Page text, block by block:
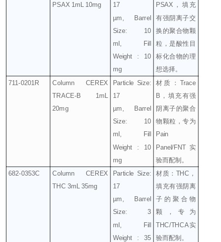
PSAX 1mL 10mg 17
µm, Barrel
Size: 10
ml, Fill
Weight : 10
mg
PSAX ，填充
有强阴离子交
换的聚合物颗
粒，是酸性目
标化合物的理
想选择。
711-0201R
Column CEREX
TRACE-B 1mL
20mg
Particle Size:
17
µm, Barrel
Size: 10
ml, Fill
Weight : 10
mg
材质： Trace
B ，填充有强
阴离子的聚合
物颗粒，专为
Pain
Panel/FNT 实
验而配制。
682-0353C Column CEREX
THC 3mL 35mg
Particle Size:
17
µm, Barrel
Size: 3
ml, Fill
Weight : 35
材质： THC ，
填充有强阴离
子的聚合物
颗，专为
THC/THCA实
验而配制。